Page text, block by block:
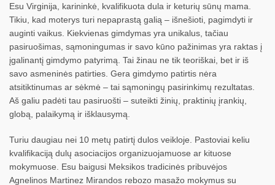
Esu Virginija, karininkė, kvalifikuota dula ir keturių sūnų mama.
Tikiu, kad moterys turi nepaprastą galią – išnešioti, pagimdyti ir
auginti vaikus. Kiekvienas gimdymas yra unikalus, tačiau
pasiruošimas, sąmoningumas ir savo kūno pažinimas yra raktas į
įgalinantį gimdymo patyrimą. Tai žinau ne tik teoriškai, bet ir iš
savo asmeninės patirties. Gera gimdymo patirtis nėra
atsitiktinumas ar sėkmė – tai sąmoningų pasirinkimų rezultatas.
Aš galiu padėti tau pasiruošti – suteikti žinių, praktinių įrankių,
globą, palaikymą ir išklausymą.
Turiu daugiau nei 10 metų patirtį dulos veikloje. Pastoviai keliu
kvalifikaciją dulų asociacijos organizuojamuose ar kituose
mokymuose. Esu baigusi Meksikos tradicinės pribuvėjos
Agnelinos Martinez Mirandos rebozo masažo mokymus su